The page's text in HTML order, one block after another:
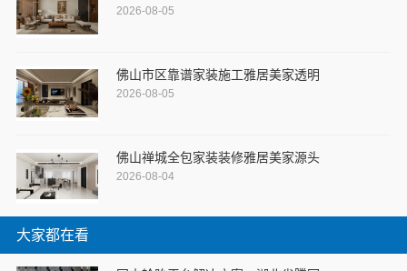
2026-08-05
佛山市区靠谱家装施工雅居美家透明
2026-08-05
佛山禅城全包家装装修雅居美家源头
2026-08-04
大家都在看